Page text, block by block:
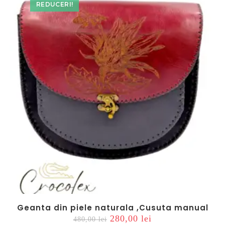
REDUCERI!
Geanta din piele naturala ,Cusuta manual
480,00lei Prețul
280,00 lei